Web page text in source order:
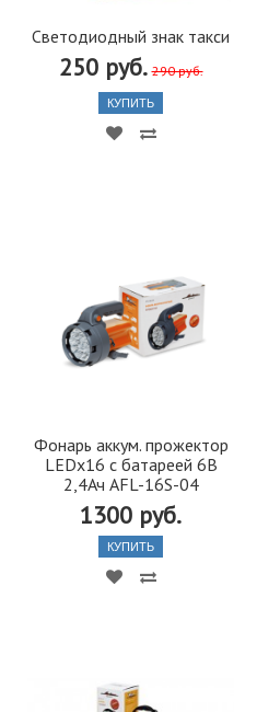
Светодиодный знак такси
250 руб. 290 руб.
КУПИТЬ
Фонарь аккум. прожектор
LEDx16 с батареей 6В
2,4Ач AFL-16S-04
1300 руб.
КУПИТЬ